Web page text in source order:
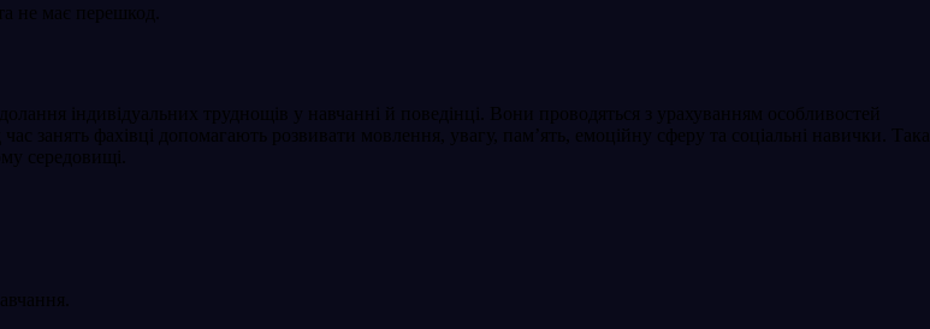
не має перешкод.
індивідуальних труднощів у навчанні й поведінці. Вони проводяться з урахуванням особливостей
занять фахівці допомагають розвивати мовлення, увагу, пам’ять, емоційну сферу та соціальні навички. Така
середовищі.